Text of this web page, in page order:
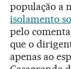
população a
isolamento
pelo
que o
apenas ao